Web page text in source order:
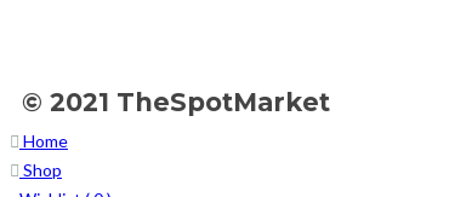
© 2021 TheSpotMarket
Home
Shop